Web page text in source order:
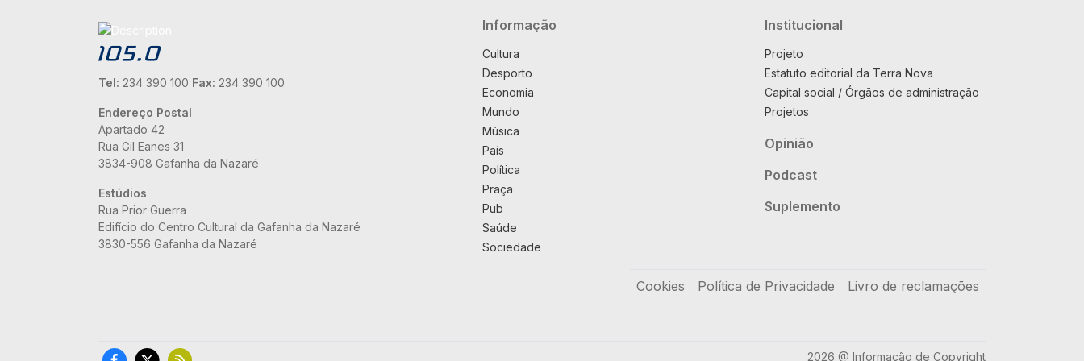
Tel: 234 390 100 Fax: 234 390 100
Endereço Postal
Apartado 42
Rua Gil Eanes 31
3834-908 Gafanha da Nazaré
Estúdios
Rua Prior Guerra
Edifício do Centro Cultural da Gafanha da Nazaré
3830-556 Gafanha da Nazaré
Navegação principal
Informação
Cultura
Desporto
Economia
Mundo
Música
País
Política
Praça
Pub
Saúde
Sociedade
Institucional
Projeto
Estatuto editorial da Terra Nova
Capital social / Órgãos de administração
Projetos
Opinião
Podcast
Suplemento
Cookies Política de Privacidade Livro de reclamações
2026 @ Informação de Copyright